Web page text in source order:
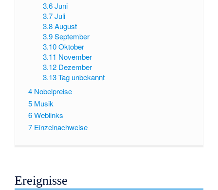
3.6 Juni
3.7 Juli
3.8 August
3.9 September
3.10 Oktober
3.11 November
3.12 Dezember
3.13 Tag unbekannt
4 Nobelpreise
5 Musik
6Weblinks
7 Einzelnachweise
Ereignisse